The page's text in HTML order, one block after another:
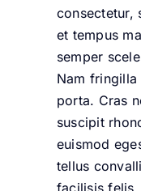
consectetur,
et tempus
semper
Nam fringilla
porta. Cras
suscipit
euismod
tellus
facilisis felis.